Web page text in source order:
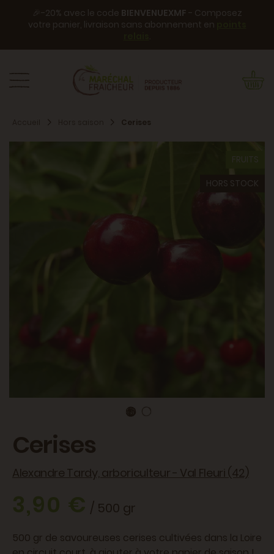
🎉-20% avec le code BIENVENUEXMF - Composez
votre panier, livraison sans abonnement en
.
Cerises
FRUITS
HORS STOCK
Cerises
Alexandre Tardy, arboriculteur - Val Fleuri (42)
3,90 €/ 500 gr
500 gr de savoureuses cerises cultivées dans la Loire